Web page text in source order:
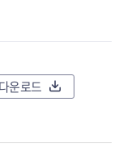
다운로드